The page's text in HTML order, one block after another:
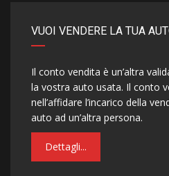
VUOI VENDERE LA TUA
Il conto vendita è un’altra
la vostra auto usata. Il conto
nell’affidare l’incarico della
auto ad un’altra persona.
Dettagli...